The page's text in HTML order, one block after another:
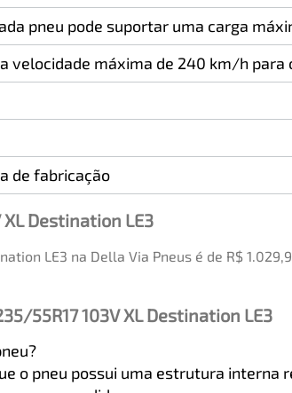
pneu pode suportar uma carga
velocidade máxima de 240 km/h para
de fabricação
Destination LE3
LE3 na Della Via Pneus é de R$
55R17 103V XL Destination LE3
o pneu possui uma estrutura